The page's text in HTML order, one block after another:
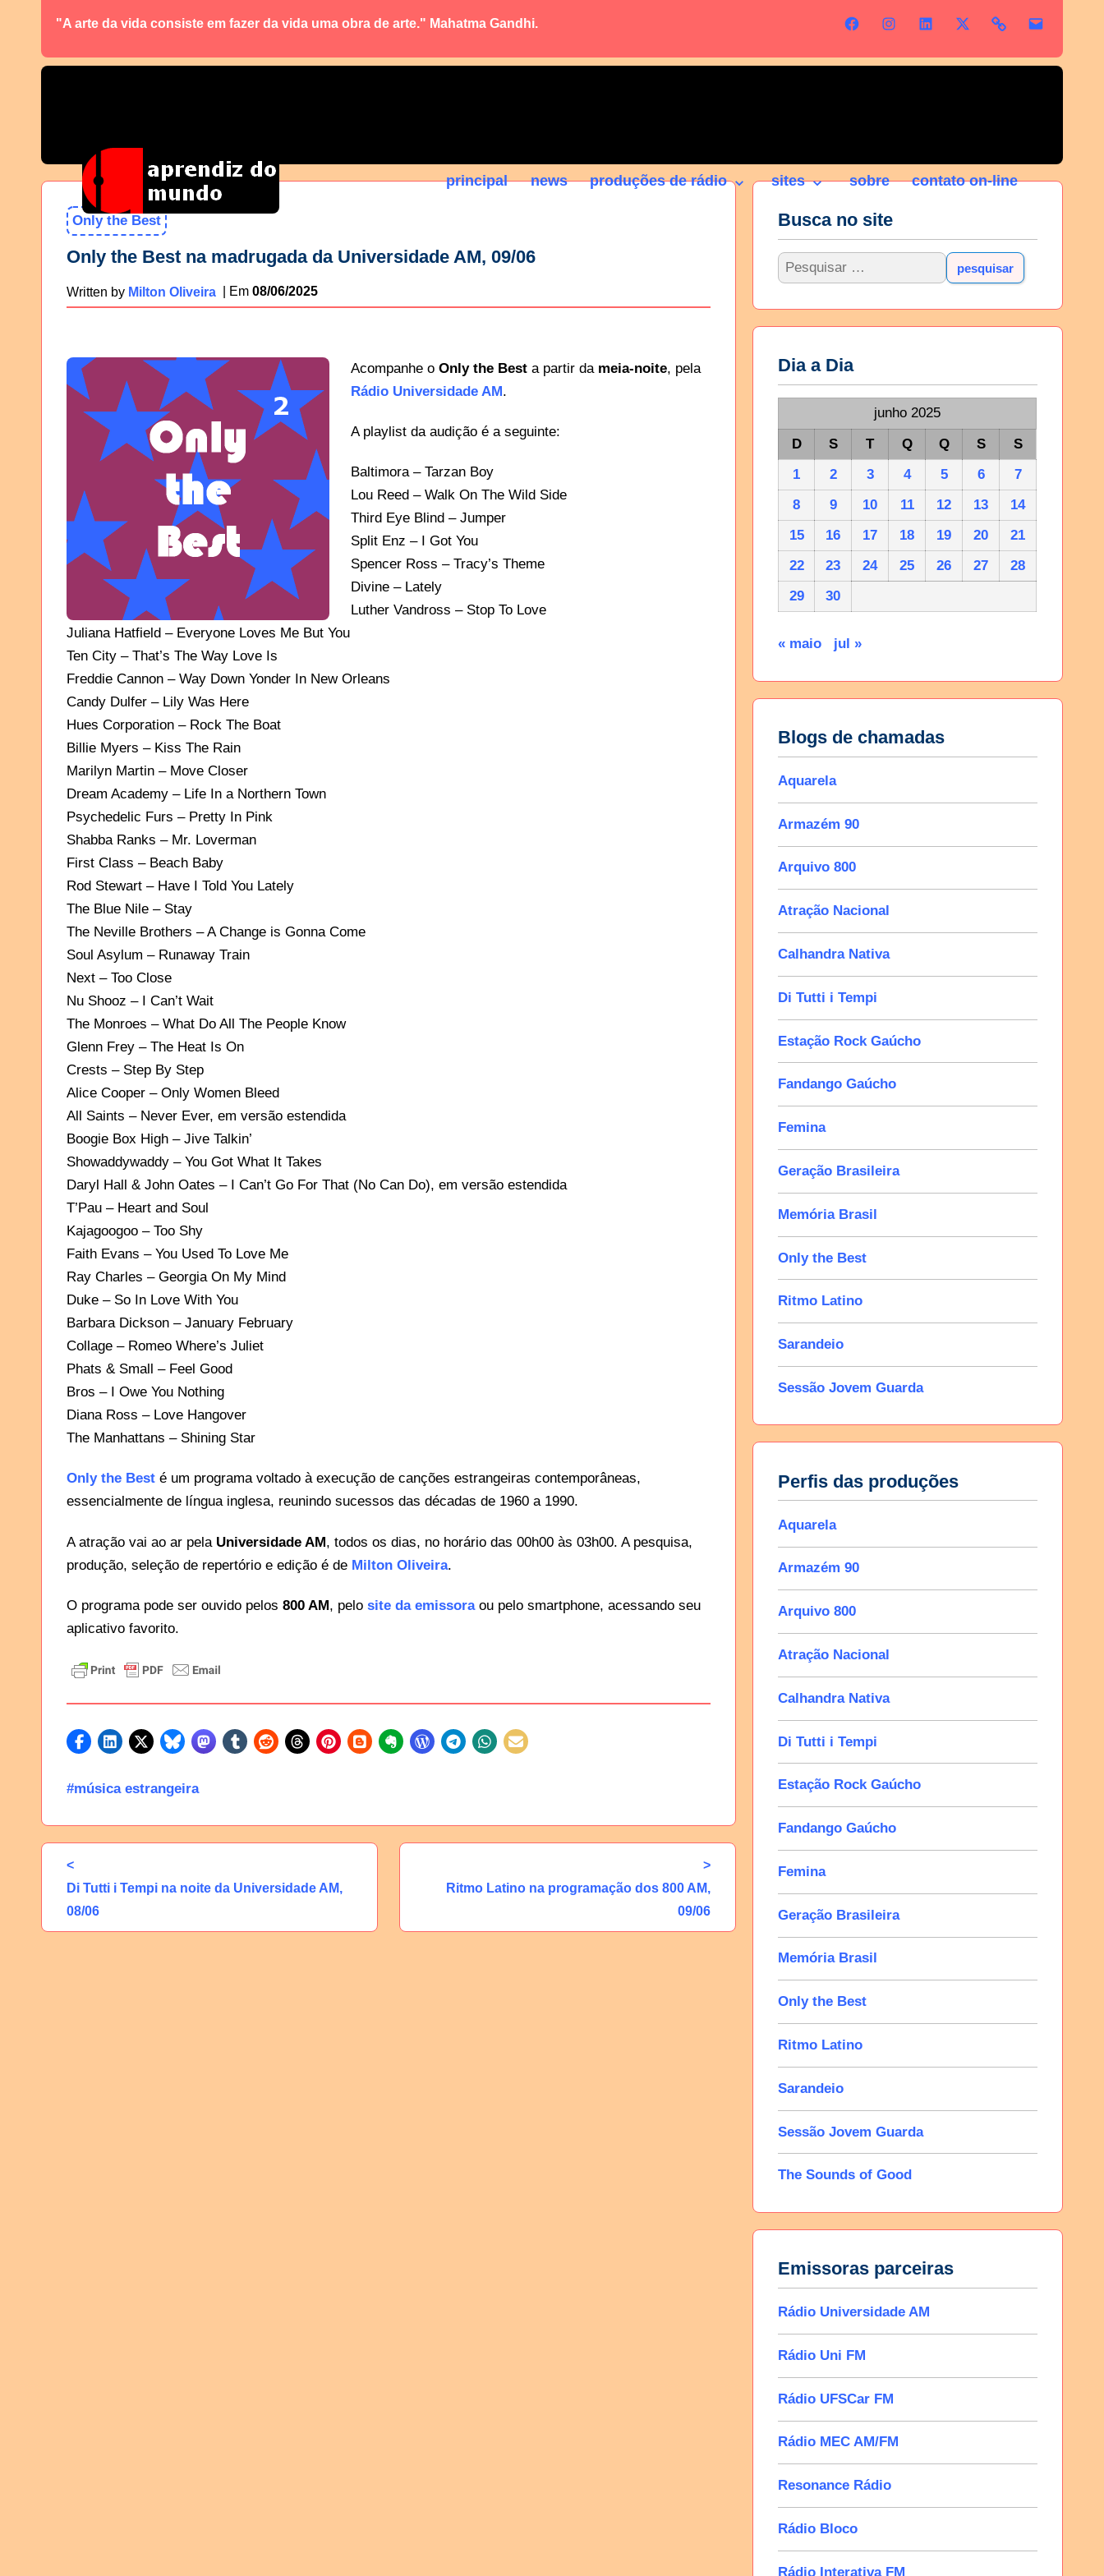
"A arte da vida consiste em fazer da vida uma obra de arte." Mahatma Gandhi.
principal news produções de rádio sites sobre contato on-line
Only the Best
Only the Best na madrugada da Universidade AM, 09/06
Written by Milton Oliveira 08/06/2025
Acompanhe o Only the Besta partir da meia-noite, pela
Rádio Universidade AM.
A playlist da audição é a seguinte:
Baltimora – Tarzan Boy
Lou Reed – Walk On The Wild Side
Third Eye Blind – Jumper
Split Enz – I Got You
Spencer Ross – Tracy’s Theme
Divine – Lately
Luther Vandross – Stop To Love
Juliana Hatfield – Everyone Loves Me But You
Ten City – That’s The Way Love Is
Freddie Cannon – Way Down Yonder In New Orleans
Candy Dulfer – Lily Was Here
Hues Corporation – Rock The Boat
Billie Myers – Kiss The Rain
Marilyn Martin – Move Closer
Dream Academy – Life In a Northern Town
Psychedelic Furs – Pretty In Pink
Shabba Ranks – Mr. Loverman
First Class – Beach Baby
Rod Stewart – Have I Told You Lately
The Blue Nile – Stay
The Neville Brothers – A Change is Gonna Come
Soul Asylum – Runaway Train
Next – Too Close
Nu Shooz – I Can’t Wait
The Monroes – What Do All The People Know
Glenn Frey – The Heat Is On
Crests – Step By Step
Alice Cooper – Only Women Bleed
All Saints – Never Ever, em versão estendida
Boogie Box High – Jive Talkin’
Showaddywaddy – You Got What It Takes
Daryl Hall & John Oates – I Can’t Go For That (No Can Do), em versão estendida
T’Pau – Heart and Soul
Kajagoogoo – Too Shy
Faith Evans – You Used To Love Me
Ray Charles – Georgia On My Mind
Duke – So In Love With You
Barbara Dickson – January February
Collage – Romeo Where’s Juliet
Phats & Small – Feel Good
Bros – I Owe You Nothing
Diana Ross – Love Hangover
The Manhattans – Shining Star
Only the Best é um programa voltado à execução de canções estrangeiras contemporâneas,
essencialmente de língua inglesa, reunindo sucessos das décadas de 1960 a 1990.
A atração vai ao ar pela Universidade AM, todos os dias, no horário das 00h00 às 03h00. A pesquisa,
produção, seleção de repertório e edição é de Milton Oliveira.
O programa pode ser ouvido pelos800 AM, pelosite da emissoraou pelo smartphone, acessando seu
aplicativo favorito.
#música estrangeira
<
Di Tutti i Tempi na noite da Universidade AM,
08/06
>
Ritmo Latino na programação dos 800 AM,
09/06
Busca no site
Dia a Dia
junho 2025
D
S T Q Q S
S
1
2 3 4 5 6
7
8
9 10 11 12 13
14
15
16 17 18 19 20
21
22
23 24 25 26 27
28
29
30
« maio jul »
Blogs de chamadas
Aquarela
Armazém 90
Arquivo 800
Atração Nacional
Calhandra Nativa
Di Tutti i Tempi
Estação Rock Gaúcho
Fandango Gaúcho
Femina
Geração Brasileira
Memória Brasil
Only the Best
Ritmo Latino
Sarandeio
Sessão Jovem Guarda
Perfis das produções
Aquarela
Armazém 90
Arquivo 800
Atração Nacional
Calhandra Nativa
Di Tutti i Tempi
Estação Rock Gaúcho
Fandango Gaúcho
Femina
Geração Brasileira
Memória Brasil
Only the Best
Ritmo Latino
Sarandeio
Sessão Jovem Guarda
The Sounds of Good
Emissoras parceiras
Rádio Universidade AM
Rádio Uni FM
Rádio UFSCar FM
Rádio MEC AM/FM
Resonance Rádio
Rádio Bloco
Rádio Interativa FM